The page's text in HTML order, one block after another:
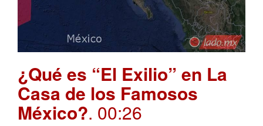
¿Qué es “El Exilio” en La
Casa de los Famosos
México?. 00:26